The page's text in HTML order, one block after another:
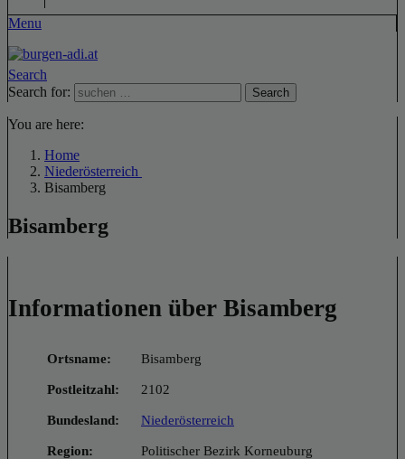
Menu
Search
Search for:
Search
You are here:
Home
Niederösterreich
Bisamberg
Bisamberg
Informationen über Bisamberg
Ortsname: Bisamberg
Postleitzahl: 2102
Bundesland: Niederösterreich
Region: Politischer Bezirk Korneuburg